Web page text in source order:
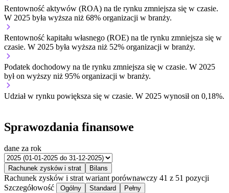
Rentowność aktywów (ROA) na tle rynku zmniejsza się w czasie.
W 2025 była wyższa niż 68% organizacji w branży.
Rentowność kapitału własnego (ROE) na tle rynku zmniejsza się w
czasie. W 2025 była wyższa niż 52% organizacji w branży.
Podatek dochodowy na tle rynku zmniejsza się w czasie. W 2025
był on wyższy niż 95% organizacji w branży.
Udział w rynku powiększa się w czasie. W 2025 wynosił on 0,18%.
Sprawozdania finansowe
dane za rok
Rachunek zysków i strat Bilans
Rachunek zysków i strat wariant porównawczy 41 z 51 pozycji
Szczegółowość
Ogólny Standard Pełny